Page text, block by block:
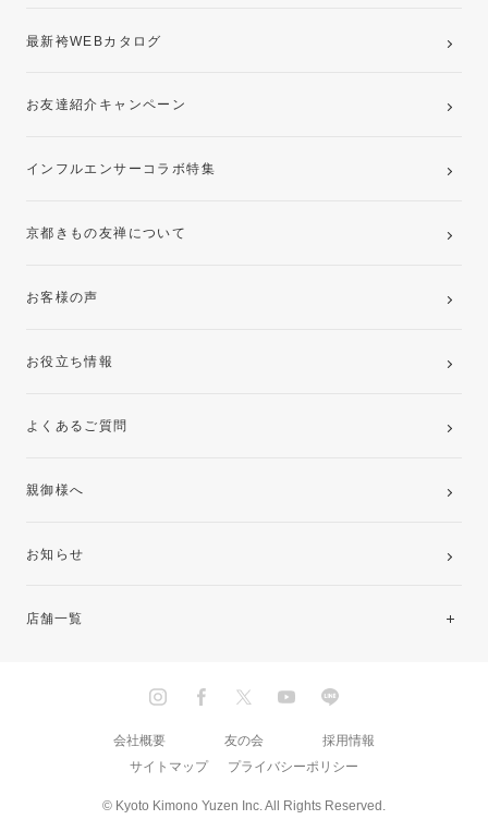
最新袴WEBカタログ
お友達紹介キャンペーン
インフルエンサーコラボ特集
京都きもの友禅について
お客様の声
お役立ち情報
よくあるご質問
親御様へ
お知らせ
店舗一覧
© Kyoto Kimono Yuzen Inc. All Rights Reserved.
会社概要 友の会
採用情報
サイトマップ
プライバシーポリシー